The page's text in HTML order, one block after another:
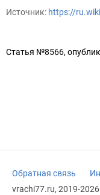
Источник: https://
Статья №8566,
Обратная связь
vrachi77.ru, 2019-2026